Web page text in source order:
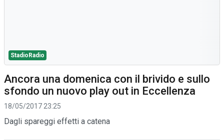
StadioRadio
Ancora una domenica con il brivido e sullo
sfondo un nuovo play out in Eccellenza
18/05/2017 23:25
Dagli spareggi effetti a catena